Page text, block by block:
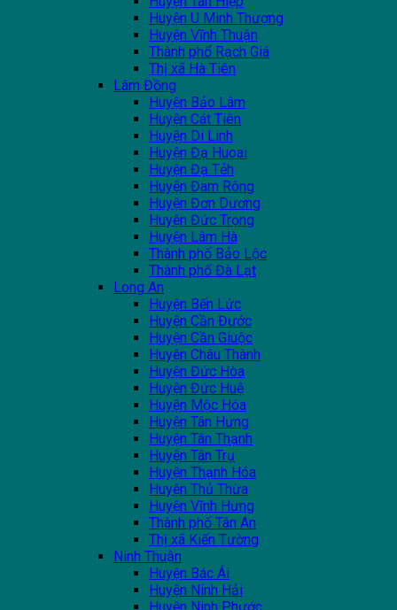
Huyện U Minh Thượng
Huyện Vĩnh Thuận
Thành phổ Rạch Giá
Thị xã Hà Tiên
Lâm Đồng
Huyện Bảo Lâm
Huyện Cát Tiên
Huyện Di Linh
Huyện Đạ Huoai
Huyện Đạ Tẻh
Huyện Đam Rông
Huyện Đơn Dương
Huyện Đức Trọng
Huyện Lâm Hà
Thành phố Bảo Lộc
Thành phố Đà Lạt
Long An
Huyện Bến Lức
Huyện Cần Đước
Huyện Cần Giuộc
Huyện Châu Thành
Huyện Đức Hòa
Huyện Đức Huệ
Huyện Mộc Hóa
Huyện Tân Hưng
Huyện Tân Thạnh
Huyện Tân Trụ
Huyện Thạnh Hóa
Huyện Thủ Thừa
Huyện Vĩnh Hưng
Thành phố Tân An
Thị xã Kiến Tường
Ninh Thuận
Huyện Bác Ái
Huyện Ninh Hải